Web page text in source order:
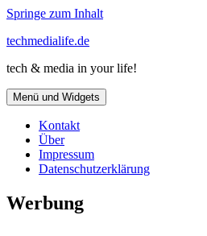
Springe zum Inhalt
techmedialife.de
tech & media in your life!
Menü und Widgets
Kontakt
Über
Impressum
Datenschutzerklärung
Werbung